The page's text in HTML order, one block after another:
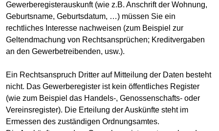
Gewerberegisterauskunft (wie z.B. Anschrift der Wohnung,
Geburtsname, Geburtsdatum, …) müssen Sie ein
rechtliches Interesse nachweisen (zum Beispiel zur
Geltendmachung von Rechtsansprüchen; Kreditvergaben
an den Gewerbetreibenden, usw.).
Ein Rechtsanspruch Dritter auf Mitteilung der Daten besteht
nicht. Das Gewerberegister ist kein öffentliches Register
(wie zum Beispiel das Handels-, Genossenschafts- oder
Vereinsregister). Die Erteilung der Auskünfte steht im
Ermessen des zuständigen Ordnungsamtes.